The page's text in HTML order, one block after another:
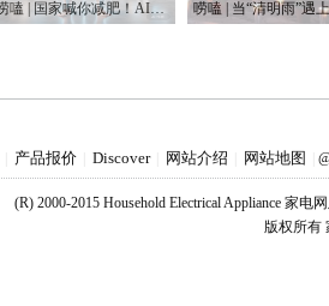
唠嗑 | 国家喊你减肥！AI教练真能让你躺瘦？
产品报价 Discover 网站介绍 网站地图
(R) 2000-2015 Household Electrical Appliance 家电
版权所有